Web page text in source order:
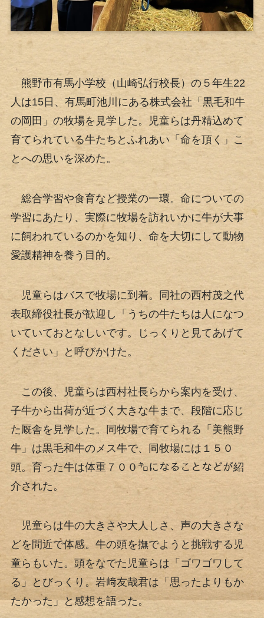
熊野市有馬小学校（山崎弘行校長）の５年生22
人は15日、有馬町池川にある株式会社「黒毛和牛
の岡田」の牧場を見学した。児童らは丹精込めて
育てられている牛たちとふれあい「命を頂く」こ
とへの思いを深めた。
総合学習や食育など授業の一環。命についての
学習にあたり、実際に牧場を訪れいかに牛が大事
に飼われているのかを知り、命を大切にして動物
愛護精神を養う目的。
児童らはバスで牧場に到着。同社の西村茂之代
表取締役社長が歓迎し「うちの牛たちは人になつ
いていておとなしいです。じっくりと見てあげて
ください」と呼びかけた。
この後、児童らは西村社長らから案内を受け、
子牛から出荷が近づく大きな牛まで、段階に応じ
た厩舎を見学した。同牧場で育てられる「美熊野
牛」は黒毛和牛のメス牛で、同牧場には１５０
頭。育った牛は体重７００㌔になることなどが紹
介された。
児童らは牛の大きさや大人しさ、声の大きさな
どを間近で体感。牛の頭を撫でようと挑戦する児
童らもいた。頭をなでた児童らは「ゴワゴワして
る」とびっくり。岩﨑友哉君は「思ったよりもか
たかった」と感想を語った。